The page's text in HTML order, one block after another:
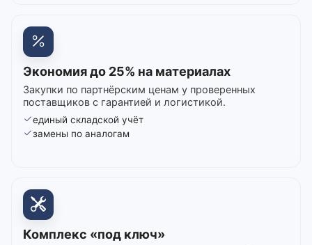
Экономия до 25% на материалах
Закупки по партнёрским ценам у проверенных
поставщиков с гарантией и логистикой.
единый складской учёт
замены по аналогам
Комплекс «под ключ»